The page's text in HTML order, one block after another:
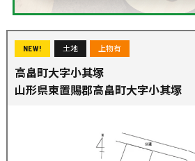
NEW! 土地 上物有
高畠町大字小其塚
山形県東置賜郡高畠町大字小其塚